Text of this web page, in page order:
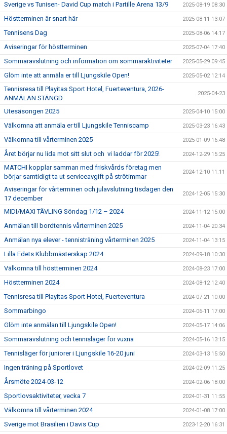
Sverige vs Tunisen- David Cup match i Partille Arena 13/9 2025-08-19 08:30
Höstterminen är snart här 2025-08-11 13:07
Tennisens Dag 2025-08-06 14:17
Aviseringar för höstterminen 2025-07-04 17:40
Sommaravslutning och information om sommaraktiviteter 2025-05-29 09:45
Glöm inte att anmäla er till Ljungskile Open! 2025-05-02 12:14
Tennisresa till Playitas Sport Hotel, Fuerteventura, 2026-
ANMÄLAN STÄNGD
2025-04-23
Utesäsongen 2025 2025-04-10 15:00
Välkomna att anmäla er till Ljungskile Tenniscamp 2025-03-23 16:43
Välkomna till vårterminen 2025 2025-01-09 16:48
Året börjar nu lida mot sitt slut och vi laddar för 2025! 2024-12-29 15:25
MATCHI kopplar samman med friskvårds företag men
börjar samtidigt ta ut serviceavgift på strötimmar
2024-12-10 11:11
Aviseringar för vårterminen och julavslutning tisdagen den
17 december
2024-12-05 15:30
MIDI/MAXI TÄVLING Söndag 1/12 – 2024 2024-11-12 15:00
Anmälan till bordtennis vårterminen 2025 2024-11-04 20:34
Anmälan nya elever - tennisträning vårterminen 2025 2024-11-04 13:15
Lilla Edets Klubbmästerskap 2024 2024-09-18 10:30
Välkomna till höstterminen 2024 2024-08-23 17:00
Höstterminen 2024 2024-08-12 12:40
Tennisresa till Playitas Sport Hotel, Fuerteventura 2024-07-21 10:00
Sommarbingo 2024-06-11 17:00
Glöm inte anmälan till Ljungskile Open! 2024-05-17 14:06
Sommaravslutning och tennisläger för vuxna 2024-05-16 13:15
Tennisläger för juniorer i Ljungskile 16-20 juni 2024-03-13 15:50
Ingen träning på Sportlovet 2024-02-09 11:25
Årsmöte 2024-03-12 2024-02-06 18:00
Sportlovsaktiviteter, vecka 7 2024-01-31 11:55
Välkomna till vårterminen 2024 2024-01-08 17:00
Sverige mot Brasilien i Davis Cup 2023-12-20 16:31